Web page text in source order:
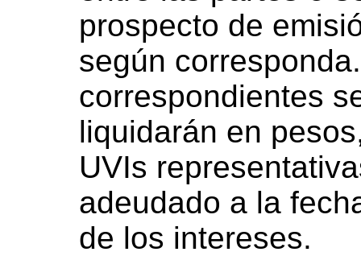
prospecto de
según
correspondientes
liquidarán en
UVIs
adeudado a la
de los intereses.